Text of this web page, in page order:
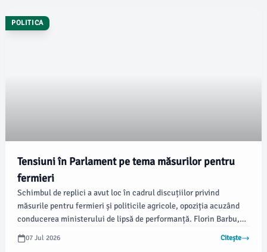
POLITICA
Tensiuni în Parlament pe tema măsurilor pentru
fermieri
Schimbul de replici a avut loc în cadrul discuțiilor privind
măsurile pentru fermieri și politicile agricole, opoziția acuzând
conducerea ministerului de lipsă de performanță. Florin Barbu,
propus pentru funcția de ministru al Agriculturii în Guvernul
Veștea, a primit aviz favorabil din partea comisiilor parlamentare
07 Jul 2026 Citește